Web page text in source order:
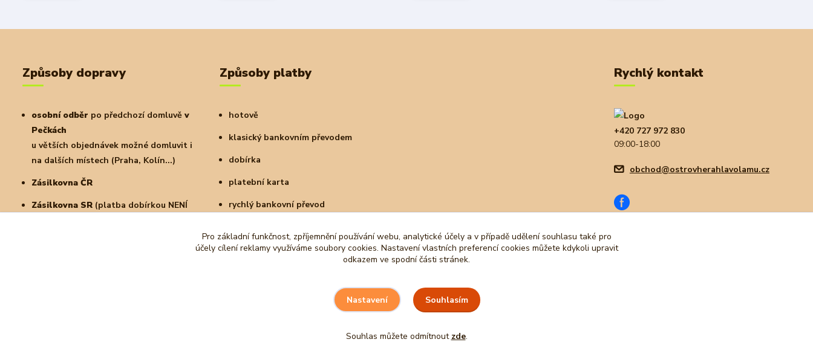
Způsoby dopravy
osobní odběr po předchozí domluvě v
Pečkách
u větších objednávek možné domluvit i
na dalších místech (Praha, Kolín...)
Zásilkovna ČR
Zásilkovna SR (platba dobírkou NENÍ
Způsoby platby
hotově
klasický bankovním převodem
dobírka
platební karta
rychlý bankovní převod
Rychlý kontakt
+420 727 972 830
09:00-18:00
obchod@ostrovherahlavolamu.cz
Pro základní funkčnost, zpříjemnění používání webu, analytické účely a v případě udělení souhlasu také pro
účely cílení reklamy využíváme soubory cookies. Nastavení vlastních preferencí cookies můžete kdykoli upravit
odkazem ve spodní části stránek.
Nastavení Souhlasím
Souhlas můžete odmítnout zde.